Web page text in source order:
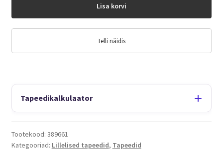
Lisa korvi
Telli näidis
Tapeedikalkulaator
Tootekood: 389661
Kategooriad: Lillelised tapeedid, Tapeedid